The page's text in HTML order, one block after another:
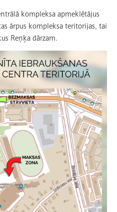
kompleksa apmeklētājus
ārpus kompleksa teritorijas, tai
Reņķa dārzam.